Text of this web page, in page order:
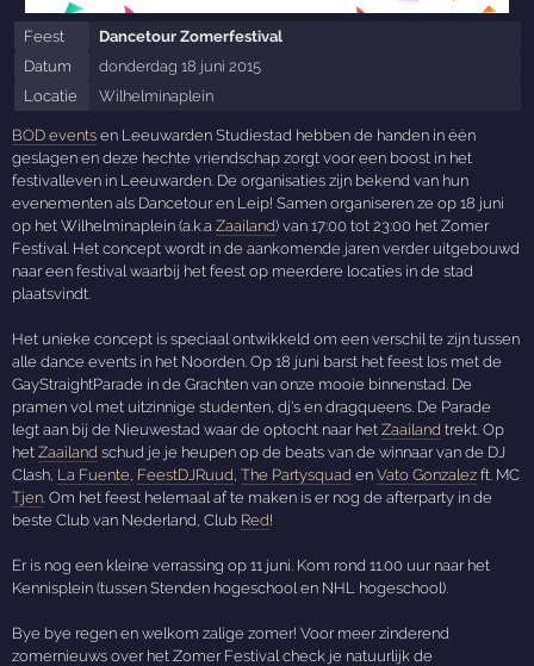
Feest
Dancetour Zomerfestival
Datum
donderdag 18 juni 2015
Locatie
Wilhelminaplein
BOD events en Leeuwarden Studiestad hebben de handen in één
geslagen en deze hechte vriendschap zorgt voor een boost in het
festivalleven in Leeuwarden. De organisaties zijn bekend van hun
evenementen als Dancetour en Leip! Samen organiseren ze op 18 juni
op het Wilhelminaplein (a.k.aZaailand) van 17:00 tot 23:00 het Zomer
Festival. Het concept wordt in de aankomende jaren verder uitgebouwd
naar een festival waarbij het feest op meerdere locaties in de stad
plaatsvindt.
Het unieke concept is speciaal ontwikkeld om een verschil te zijn tussen
alle dance events in het Noorden. Op 18 juni barst het feest los met de
GayStraightParade in de Grachten van onze mooie binnenstad. De
pramen vol met uitzinnige studenten, dj's en dragqueens. De Parade
legt aan bij de Nieuwestad waar de optocht naar hetZaailand trekt. Op
hetZaailand schud je je heupen op de beats van de winnaar van de DJ
Clash, La Fuente, FeestDJRuud,The Partysquad enVato Gonzalez ft. MC
Tjen. Om het feest helemaal af te maken is er nog de afterparty in de
beste Club van Nederland, Club Red!
Er is nog een kleine verrassing op 11 juni. Kom rond 11.00 uur naar het
Kennisplein (tussen Stenden hogeschool en NHL hogeschool).
Bye bye regen en welkom zalige zomer! Voor meer zinderend
zomernieuws over het Zomer Festival check je natuurlijk de